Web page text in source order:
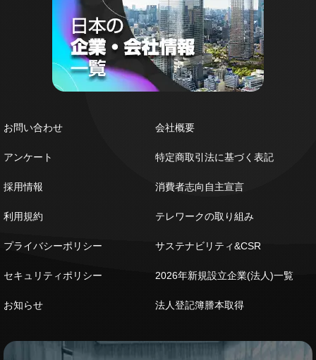
お問い合わせ
アンケート
採用情報
利用規約
プライバシーポリシー
セキュリティポリシー
お知らせ
会社概要
特定商取引法に基づく表記
消費者志向自主宣言
テレワークの取り組み
サステナビリティ&CSR
2026年新規設立企業(法人)一覧
法人登記簿謄本取得